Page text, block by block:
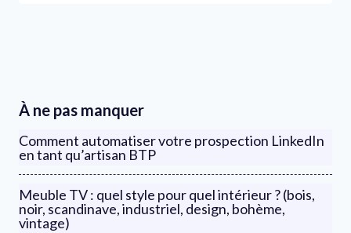
À ne pas manquer
Comment automatiser votre prospection LinkedIn
en tant qu’artisan BTP
Meuble TV : quel style pour quel intérieur ? (bois,
noir, scandinave, industriel, design, bohème,
vintage)